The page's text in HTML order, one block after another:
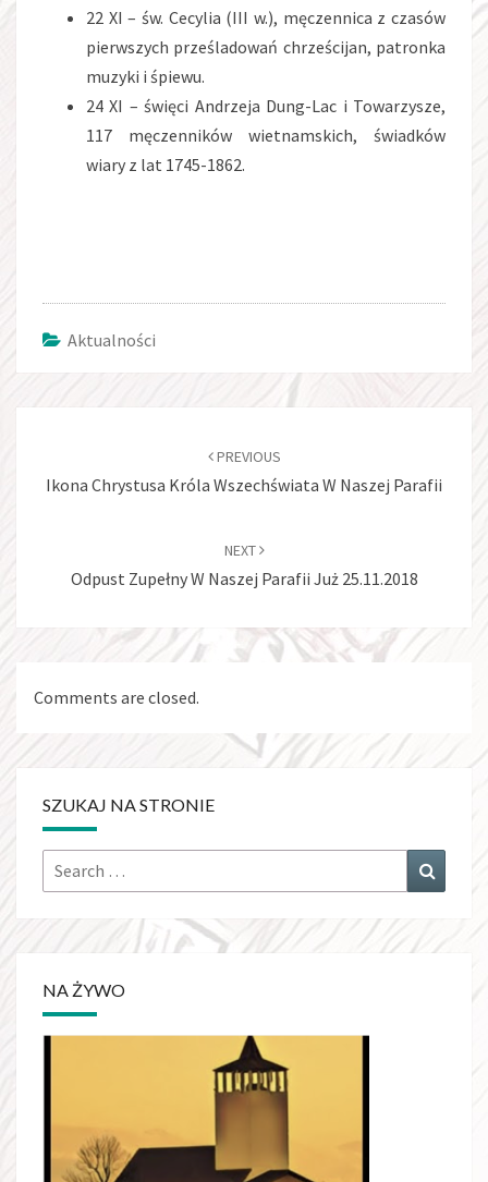
22 XI – św. Cecylia (III w.), męczennica z czasów
pierwszych prześladowań chrześcijan, patronka
muzyki i śpiewu.
24 XI – święci Andrzeja Dung-Lac i Towarzysze,
117 męczenników wietnamskich, świadków
wiary z lat 1745-1862.
Aktualności
PREVIOUS
Ikona Chrystusa Króla Wszechświata W Naszej Parafii
NEXT
Odpust Zupełny W Naszej Parafii Już 25.11.2018
Comments are closed.
SZUKAJ NA STRONIE
Search
for:
NA ŻYWO